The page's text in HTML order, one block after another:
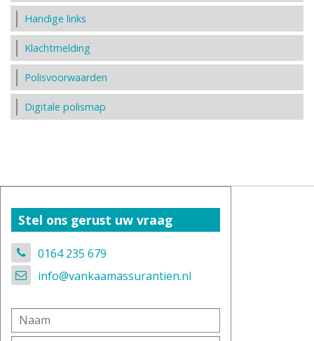
Handige links
Klachtmelding
Polisvoorwaarden
Digitale polismap
Stel ons gerust uw vraag
0164 235 679
info@vankaamassurantien.nl